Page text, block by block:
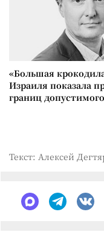
«Большая
Израиля показала
границ допустимого
Текст: Алексей